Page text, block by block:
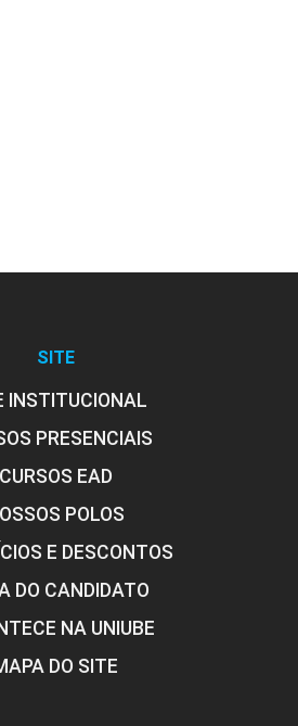
FISIOLOGIA BÁSICA
SITE
INSTITUCIONAL
PRESENCIAIS
CURSOS EAD
POLOS
E DESCONTOS
DO CANDIDATO
NA UNIUBE
DO SITE